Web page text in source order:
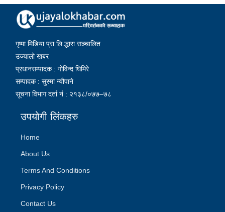
गृष्मा मिडिया प्रा.लि.द्धारा सञ्चालित
उज्यालो खबर
प्रधानसम्पादक : गोविन्द घिमिरे
सम्पादक : सुस्मा न्यौपाने
सूचना विभाग दर्ता नं : २१३८/०७७–७८
उपयोगी लिंकहरु
Home
About Us
Terms And Conditions
Privacy Policy
Contact Us